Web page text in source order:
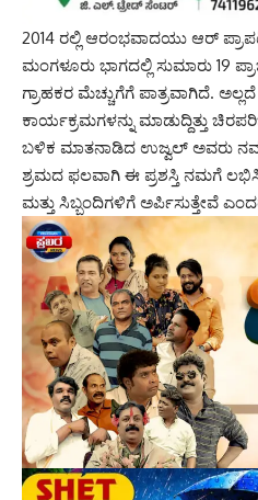
2014 ರಲ್ಲಿ ಆರಂಭವಾದಯು ಆರ್
ಮಂಗಳೂರು ಭಾಗದಲ್ಲಿ ಸುಮಾರು 19
ಗ್ರಾಹಕರ ಮೆಚ್ಚುಗೆಗೆ ಪಾತ್ರವಾಗಿದೆ.
ಕಾರ್ಯಕ್ರಮಗಳನ್ನು ಮಾಡುದ್ದಿತ್ತು
ಬಳಿಕ ಮಾತನಾಡಿದ ಉಜ್ವಲ್ ಅವರು
ಶ್ರಮದ ಫಲವಾಗಿ ಈ ಪ್ರಶಸ್ತಿ ನಮಗೆ
ಮತ್ತು ಸಿಬ್ಬಂದಿಗಳಿಗೆ ಅರ್ಪಿಸುತ್ತೇವೆ